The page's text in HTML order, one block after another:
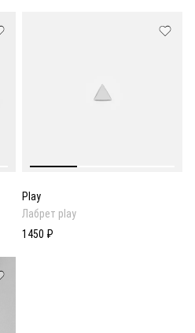
Play
Лабрет play
1450 ₽